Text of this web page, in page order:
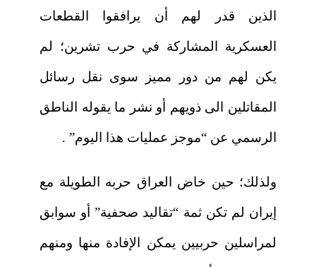
الذين قدر لهم أن يرافقوا القطعات
العسكرية المشاركة في حرب تشرين؛ لم
يكن لهم من دور مميز سوى نقل رسائل
المقاتلين الى ذويهم أو نشر ما يقوله الناطق
الرسمي عن “موجز عمليات هذا اليوم” .
ولذلك؛ حين خاض العراق حربه الطويلة مع
إيران لم تكن ثمة “تقاليد صحفية” أو سوابق
لمراسلين حربيين يمكن الإفادة منها ومنهم